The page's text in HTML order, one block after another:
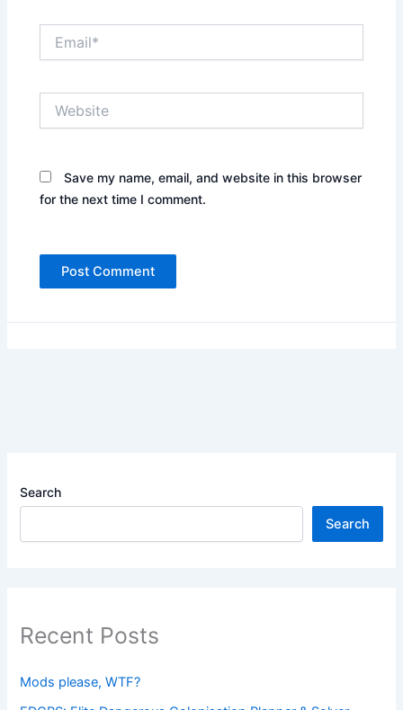
Save my name, email, and website in this browser
for the next time I comment.
Search
Search
Recent Posts
Mods please, WTF?